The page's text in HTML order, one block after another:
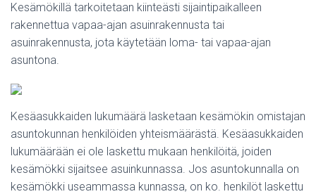
Kesämökillä tarkoitetaan kiinteästi sijaintipaikalleen
rakennettua vapaa-ajan asuinrakennusta tai
asuinrakennusta, jota käytetään loma- tai vapaa-ajan
asuntona.
Kesäasukkaiden lukumäärä lasketaan kesämökin omistajan
asuntokunnan henkilöiden yhteismäärästä. Kesäasukkaiden
lukumäärään ei ole laskettu mukaan henkilöitä, joiden
kesämökki sijaitsee asuinkunnassa. Jos asuntokunnalla on
kesämökki useammassa kunnassa, on ko. henkilöt laskettu